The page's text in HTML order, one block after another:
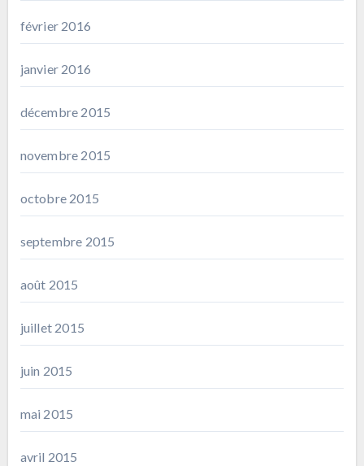
février 2016
janvier 2016
décembre 2015
novembre 2015
octobre 2015
septembre 2015
août 2015
juillet 2015
juin 2015
mai 2015
avril 2015